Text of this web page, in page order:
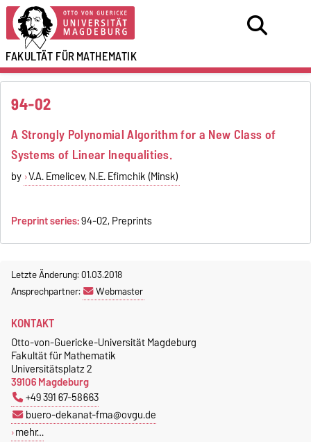
FAKULTÄT FÜRMATHEMATIK
94-02
A Strongly Polynomial Algorithm for a New Class of
Systems of Linear Inequalities.
by V.A. Emelicev, N.E. Efimchik (Minsk)
Preprint series:94-02, Preprints
Letzte Änderung: 01.03.2018
Ansprechpartner:
Webmaster
KONTAKT
Otto-von-Guericke-Universität Magdeburg
Fakultät für Mathematik
Universitätsplatz 2
39106 Magdeburg
+49 391 67-58663
buero-dekanat-fma@ovgu.de
mehr…